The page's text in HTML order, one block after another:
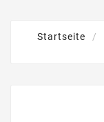
Startseite